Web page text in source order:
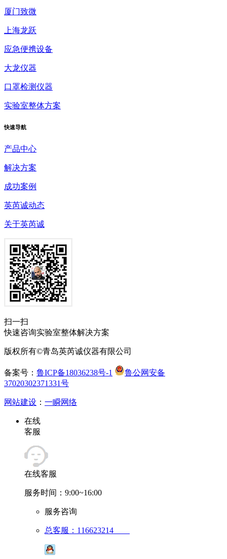
厦门致微
上海龙跃
应急便携设备
大龙仪器
口罩检测仪器
实验室整体方案
快速导航
产品中心
解决方案
成功案例
英芮诚动态
关于英芮诚
扫一扫
快速咨询实验室整体解决方案
版权所有©青岛英芮诚仪器有限公司
备案号： 鲁ICP备18036238号-1
鲁公网安备
37020302371331号
网站建设 ： 一瞬网络
在线
客服
在线客服
服务时间：9:00~16:00
服务咨询
总客服：116623214